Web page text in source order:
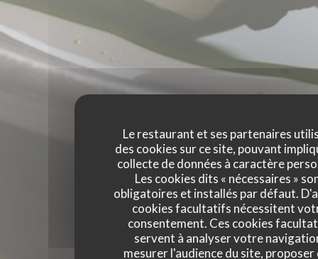
Le restaurant et ses partenaires
des cookies sur ce site, pouvant
collecte de données à caractère
Les cookies dits « nécessaires »
obligatoires et installés par défaut.
cookies facultatifs nécessitent
consentement. Ces cookies
servent à analyser votre
mesurer l'audience du site, proposer